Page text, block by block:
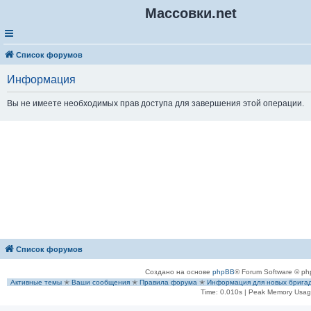
Массовки.net
Список форумов
Информация
Вы не имеете необходимых прав доступа для завершения этой операции.
Список форумов
Создано на основе phpBB® Forum Software ©
Активные темы ✭ Ваши сообщения ✭ Правила форума ✭ Информация для новых
Time: 0.010s| Peak Memory